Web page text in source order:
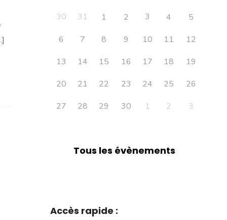
30 31 1 2 3 4
5
6
7 8 9 10 11
12
13
14 15 16 17 18
19
20
21 22 23 24 25
26
27
28 29 30 1 2 3
Tous les évènements
Accès rapide :